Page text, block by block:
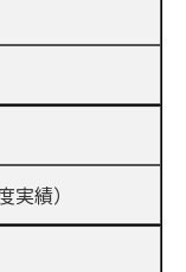
績）